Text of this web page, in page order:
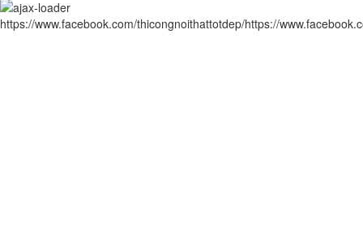
https://www.facebook.com/thicongnoithattotdep/https://